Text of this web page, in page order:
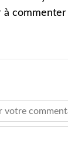
à commenter